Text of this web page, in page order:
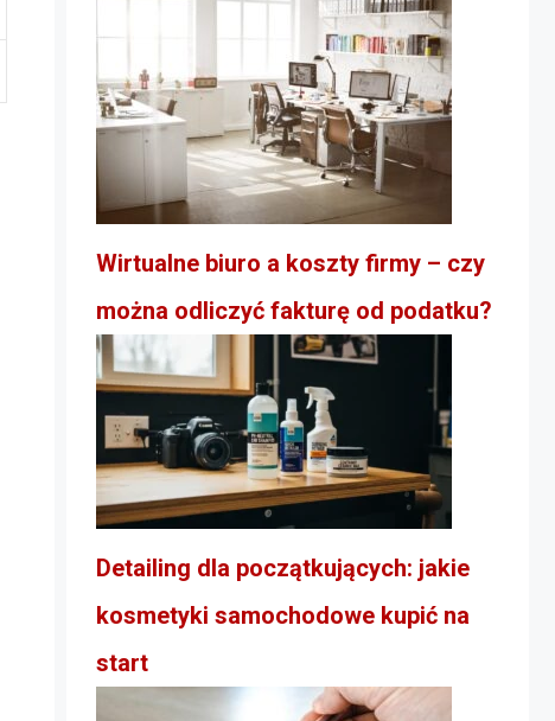
Wirtualne biuro a koszty firmy – czy
można odliczyć fakturę od podatku?
Detailing dla początkujących: jakie
kosmetyki samochodowe kupić na
start